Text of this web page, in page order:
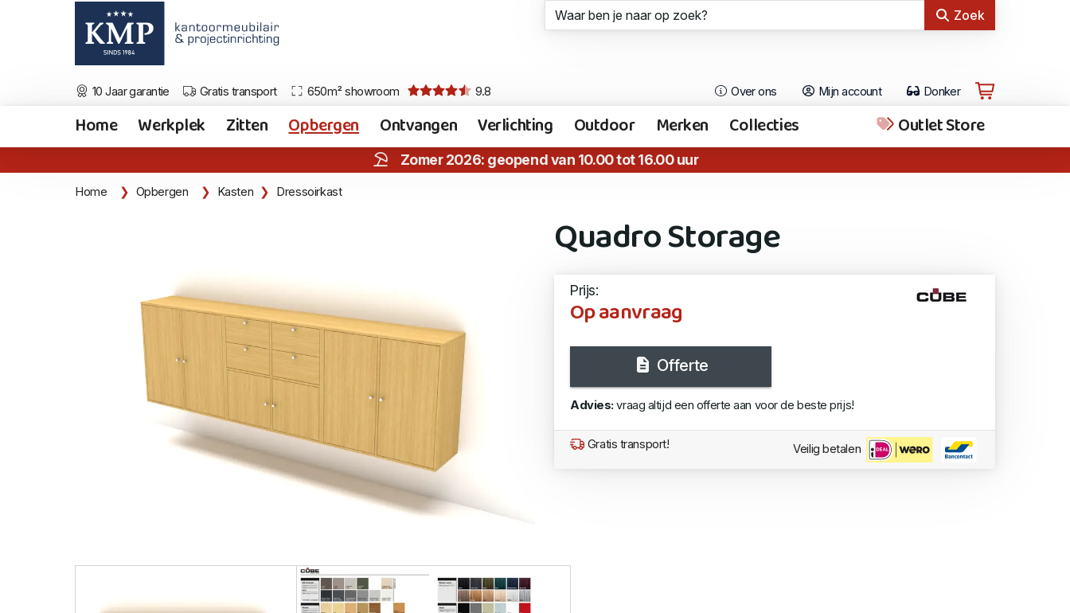
Zoek
10 Jaar garantie Gratis transport 650m² showroom 9.8 Over ons Mijn account Donker
Home Werkplek Zitten Opbergen Ontvangen Verlichting Outdoor Merken Collecties Outlet Store
Zomer 2026: geopend van 10.00 tot 16.00 uur
Home Opbergen Kasten Dressoirkast
Quadro Storage
Prijs:
Op aanvraag
Offerte
Advies: vraag altijd een offerte aan voor de beste prijs!
Gratis transport! Veilig betalen